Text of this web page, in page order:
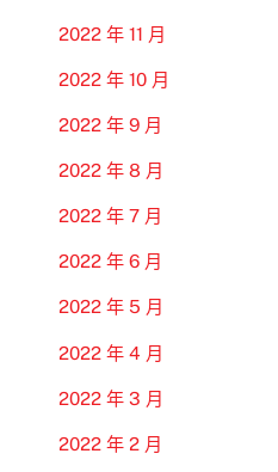
2022 年 11 月
2022 年 10 月
2022 年 9 月
2022 年 8 月
2022 年 7 月
2022 年 6 月
2022 年 5 月
2022 年 4 月
2022 年 3 月
2022 年 2 月